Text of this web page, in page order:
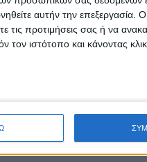
αυτήν την επεξεργασία.
τις προτιμήσεις σας ή να
ιστότοπο και κάνοντας
θεμάτων που